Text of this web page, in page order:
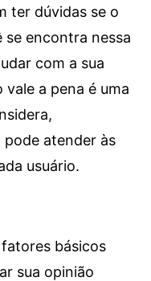
ter dúvidas se o
se encontra nessa
com a sua
a pena é uma
atender às
usuário.
básicos
sua opinião